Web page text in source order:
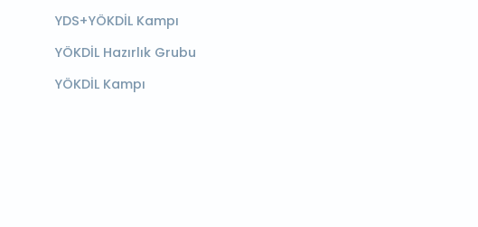
YDS+YÖKDİL Kampı
YÖKDİL Hazırlık Grubu
YÖKDİL Kampı